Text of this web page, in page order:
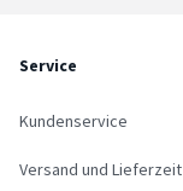
Service
Kundenservice
Versand und Lieferzeit